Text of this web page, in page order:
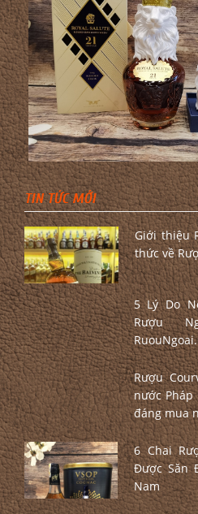
TIN TỨC MỚI
Giới thiệu
thức về
5 Lý Do
Rượu
Rượu
nước Pháp
đáng mua
6 Chai
Được Săn
Nam